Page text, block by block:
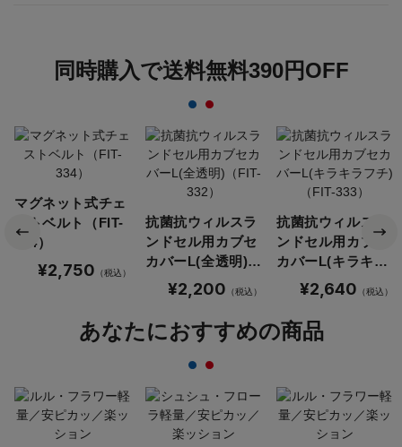
同時購入で送料無料390円OFF
マグネット式チェ
ストベルト（FIT-
334）
¥2,750 （税込）
抗菌抗ウィルスラ
ンドセル用カブセ
カバーL(全透明)
（FIT-332）
¥2,200 （税込）
抗菌抗ウィルスラ
ンドセル用カブセ
カバーL(キラキラ
フチ)（FIT-333）
¥2,640 （税込）
あなたにおすすめの商品